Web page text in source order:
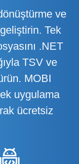
ve
Tek
.NET
TSV ve
MOBI
uygulama
ücretsiz